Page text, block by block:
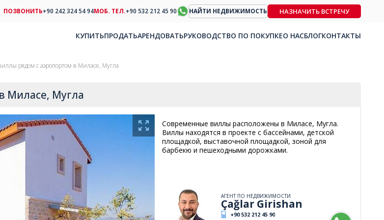
рядом с аэропортом в Миласе, Мугла
Миласе, Мугла
Современные виллы расположены в Миласе, Мугла.
Виллы находятся в проекте с бассейнами, детской
площадкой, выставочной площадкой, зоной для
барбекю и пешеходными дорожками.
АГЕНТ ПО НЕДВИЖИМОСТИ
Çağlar Girishan
+90 532 212 45 90
ПОЗВОНИТЬ+90 242 324 54 94МОБ. ТЕЛ.+90 532 212 45 90 НАЙТИ НЕДВИЖИМОСТЬ НАЗНАЧИТЬ ВСТРЕЧУ
КУПИТЬПРОДАТЬАРЕНДОВАТЬРУКОВОДСТВО ПО ПОКУПКЕО НАСБЛОГКОНТАКТЫ